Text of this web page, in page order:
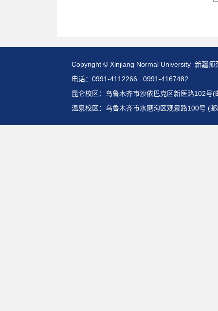
Copyright © Xinjiang Normal University 新疆师
电话：0991-4112266 0991-4167482
昆仑校区：乌鲁木齐市沙依巴克区新医路102号(
温泉校区：乌鲁木齐市水磨沟区观景路100号 (